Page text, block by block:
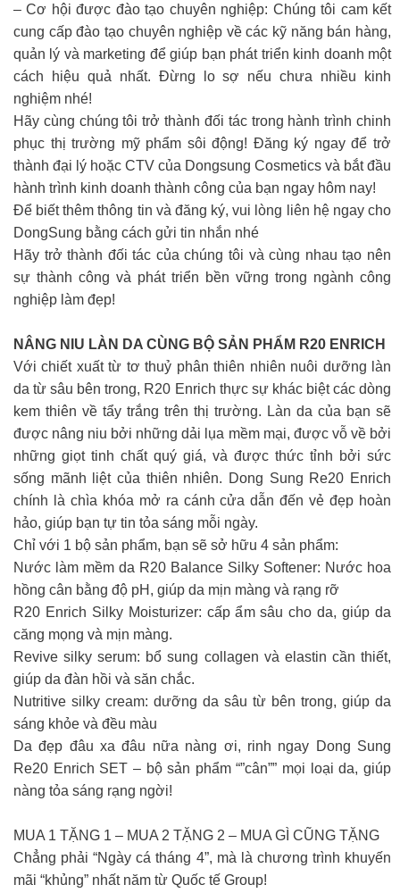
– Cơ hội được đào tạo chuyên nghiệp: Chúng tôi cam kết
cung cấp đào tạo chuyên nghiệp về các kỹ năng bán hàng,
quản lý và marketing để giúp bạn phát triển kinh doanh một
cách hiệu quả nhất. Đừng lo sợ nếu chưa nhiều kinh
nghiệm nhé!
Hãy cùng chúng tôi trở thành đối tác trong hành trình chinh
phục thị trường mỹ phẩm sôi động! Đăng ký ngay để trở
thành đại lý hoặc CTV của Dongsung Cosmetics và bắt đầu
hành trình kinh doanh thành công của bạn ngay hôm nay!
Để biết thêm thông tin và đăng ký, vui lòng liên hệ ngay cho
DongSung bằng cách gửi tin nhắn nhé
Hãy trở thành đối tác của chúng tôi và cùng nhau tạo nên
sự thành công và phát triển bền vững trong ngành công
nghiệp làm đẹp!
NÂNG NIU LÀN DA CÙNG BỘ SẢN PHẨM R20 ENRICH
Với chiết xuất từ tơ thuỷ phân thiên nhiên nuôi dưỡng làn
da từ sâu bên trong, R20 Enrich thực sự khác biệt các dòng
kem thiên về tẩy trắng trên thị trường. Làn da của bạn sẽ
được nâng niu bởi những dải lụa mềm mại, được vỗ về bởi
những giọt tinh chất quý giá, và được thức tỉnh bởi sức
sống mãnh liệt của thiên nhiên. Dong Sung Re20 Enrich
chính là chìa khóa mở ra cánh cửa dẫn đến vẻ đẹp hoàn
hảo, giúp bạn tự tin tỏa sáng mỗi ngày.
Chỉ với 1 bộ sản phẩm, bạn sẽ sở hữu 4 sản phẩm:
Nước làm mềm da R20 Balance Silky Softener: Nước hoa
hồng cân bằng độ pH, giúp da mịn màng và rạng rỡ
R20 Enrich Silky Moisturizer: cấp ẩm sâu cho da, giúp da
căng mọng và mịn màng.
Revive silky serum: bổ sung collagen và elastin cần thiết,
giúp da đàn hồi và săn chắc.
Nutritive silky cream: dưỡng da sâu từ bên trong, giúp da
sáng khỏe và đều màu
Da đẹp đâu xa đâu nữa nàng ơi, rinh ngay Dong Sung
Re20 Enrich SET – bộ sản phẩm “”cân”” mọi loại da, giúp
nàng tỏa sáng rạng ngời!
MUA 1 TẶNG 1 – MUA 2 TẶNG 2 – MUA GÌ CŨNG TẶNG
Chẳng phải “Ngày cá tháng 4”, mà là chương trình khuyến
mãi “khủng” nhất năm từ Quốc tế Group!